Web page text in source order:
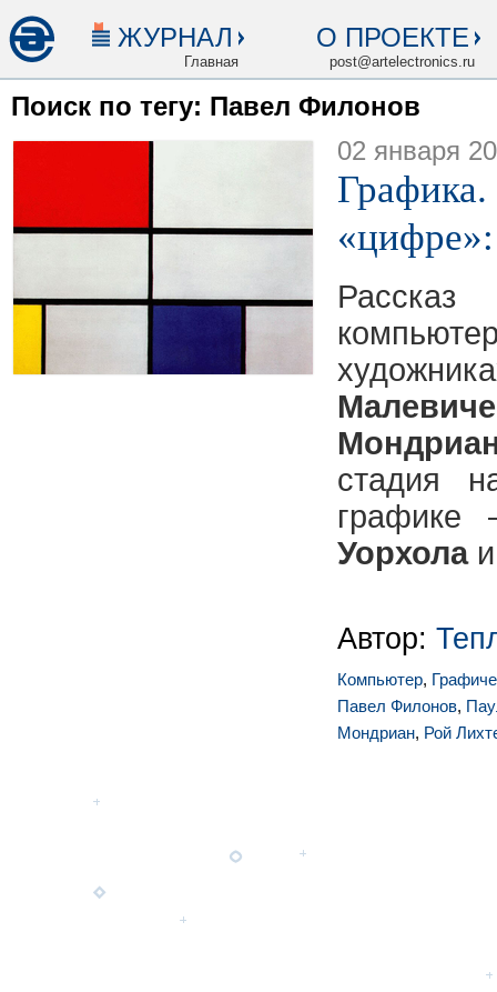
ЖУРНАЛ
Главная
О ПРОЕКТЕ
post@artelectronics.ru
Поиск по тегу: Павел Филонов
02 января
Малевиче
стадия
графике
Уорхола
Автор:
Компьютер,
Павел Филонов,
Мондриан, Рой